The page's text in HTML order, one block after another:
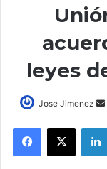
leyes
Jose Jimenez